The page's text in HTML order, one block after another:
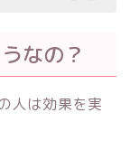
なの？
人は効果を実